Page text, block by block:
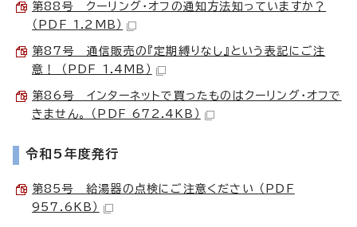
第88号 クーリング・オフの通知方法知っていますか？
（PDF 1.2MB）
第87号 通信販売の『定期縛りなし』という表記にご注
意！ （PDF 1.4MB）
第86号 インターネットで買ったものはクーリング・オフで
きません。 （PDF 672.4KB）
令和5年度発行
第85号 給湯器の点検にご注意ください （PDF
957.6KB）